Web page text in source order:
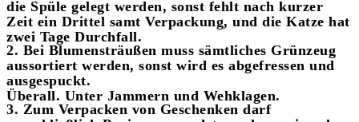
die Spüle gelegt werden, sonst fehlt nach kurzer
Zeit ein Drittel samt Verpackung, und die Katze hat
zwei Tage Durchfall.
2. Bei Blumensträußen muss sämtliches Grünzeug
aussortiert werden, sonst wird es abgefressen und
ausgespuckt.
Überall. Unter Jammern und Wehklagen.
3. Zum Verpacken von Geschenken darf